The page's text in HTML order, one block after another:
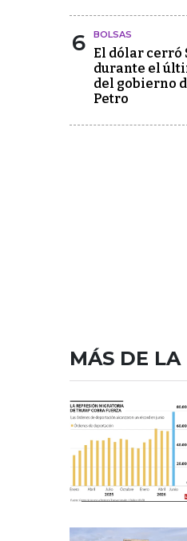
6 BOLSAS
El dólar cerró
durante el
del gobierno
Petro
MÁS DE